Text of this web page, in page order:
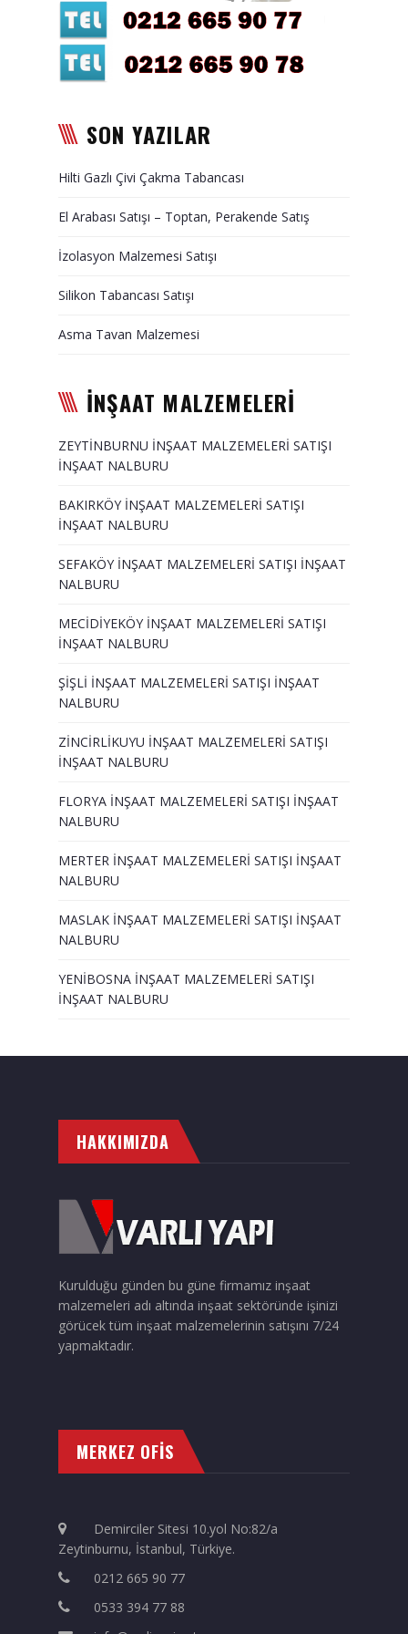
Duvar Paneli, Söve, Dekoratif
Kaplama
BİZE ULAŞIN
SON YAZILAR
Hilti Gazlı Çivi Çakma Tabancası
El Arabası Satışı – Toptan, Perakende Satış
İzolasyon Malzemesi Satışı
Silikon Tabancası Satışı
Asma Tavan Malzemesi
İNŞAAT MALZEMELERİ
ZEYTİNBURNU İNŞAAT MALZEMELERİ SATIŞI
İNŞAAT NALBURU
BAKIRKÖY İNŞAAT MALZEMELERİ SATIŞI
İNŞAAT NALBURU
SEFAKÖY İNŞAAT MALZEMELERİ SATIŞI İNŞAAT
NALBURU
MECİDİYEKÖY İNŞAAT MALZEMELERİ SATIŞI
İNŞAAT NALBURU
ŞİŞLİ İNŞAAT MALZEMELERİ SATIŞI İNŞAAT
NALBURU
ZİNCİRLİKUYU İNŞAAT MALZEMELERİ SATIŞI
İNŞAAT NALBURU
FLORYA İNŞAAT MALZEMELERİ SATIŞI İNŞAAT
NALBURU
MERTER İNŞAAT MALZEMELERİ SATIŞI İNŞAAT
NALBURU
MASLAK İNŞAAT MALZEMELERİ SATIŞI İNŞAAT
NALBURU
YENİBOSNA İNŞAAT MALZEMELERİ SATIŞI
İNŞAAT NALBURU
HAKKIMIZDA
Kurulduğu günden bu güne firmamız inşaat
malzemeleri adı altında inşaat sektöründe işinizi
görücek tüm inşaat malzemelerinin satışını 7/24
yapmaktadır.
MERKEZ OFİS
Demirciler Sitesi 10.yol No:82/a
Zeytinburnu, İstanbul, Türkiye.
0212 665 90 77
0533 394 77 88